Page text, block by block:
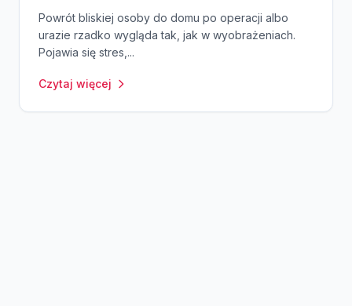
Powrót bliskiej osoby do domu po operacji albo
urazie rzadko wygląda tak, jak w wyobrażeniach.
Pojawia się stres,...
Czytaj więcej